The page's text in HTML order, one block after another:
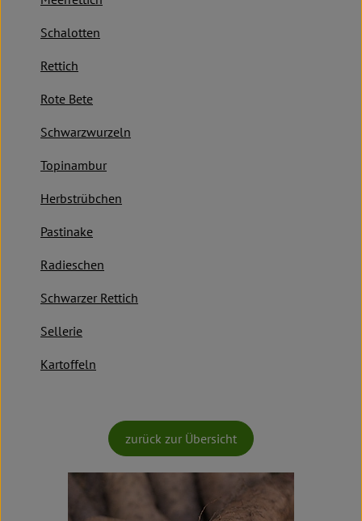
Kochen & Backen
Süß & Pikant
Getränke
Einkaufen
Über uns
Schalotten
Rettich
Rote Bete
Schwarzwurzeln
Topinambur
Herbstrübchen
Pastinake
Radieschen
Schwarzer Rettich
Sellerie
Kartoffeln
zurück zur Übersicht